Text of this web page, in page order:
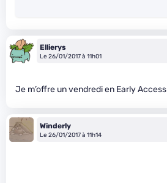
Ellierys
Le 26/01/2017 à 11h01
Je m’offre un vendredi en Early Access
Winderly
Le 26/01/2017 à 11h14